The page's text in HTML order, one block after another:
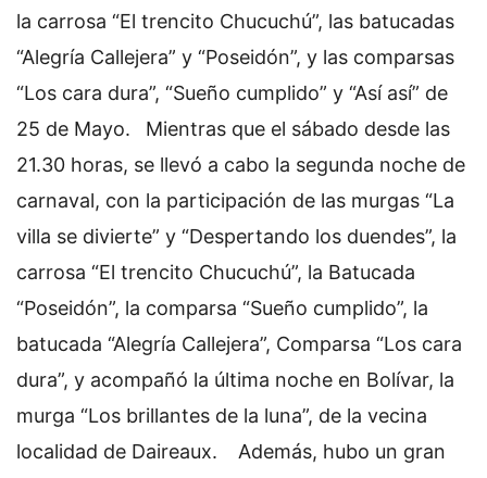
la carrosa “El trencito Chucuchú”, las batucadas
“Alegría Callejera” y “Poseidón”, y las comparsas
“Los cara dura”, “Sueño cumplido” y “Así así” de
25 de Mayo.
Mientras que el sábado desde las
21.30 horas, se llevó a cabo la segunda noche de
carnaval, con la participación de las murgas “La
villa se divierte” y “Despertando los duendes”, la
carrosa “El trencito Chucuchú”, la Batucada
“Poseidón”, la comparsa “Sueño cumplido”, la
batucada “Alegría Callejera”, Comparsa “Los cara
dura”, y acompañó la última noche en Bolívar, la
murga “Los brillantes de la luna”, de la vecina
localidad de Daireaux.
Además, hubo un gran